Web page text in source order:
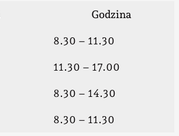
Godzina
8.30 – 11.30
11.30 – 17.00
8.30 – 14.30
8.30 – 11.30